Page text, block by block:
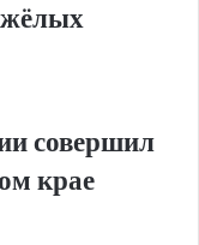
совершил
крае